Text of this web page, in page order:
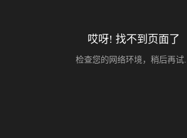
哎呀! 找不到页面了
检查您的网络环境，稍后再试...